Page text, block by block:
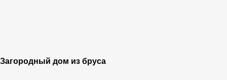
Загородный дом из бруса